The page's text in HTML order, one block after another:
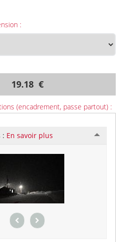
:
19.18 €
(encadrement, passe partout) :
: En savoir plus